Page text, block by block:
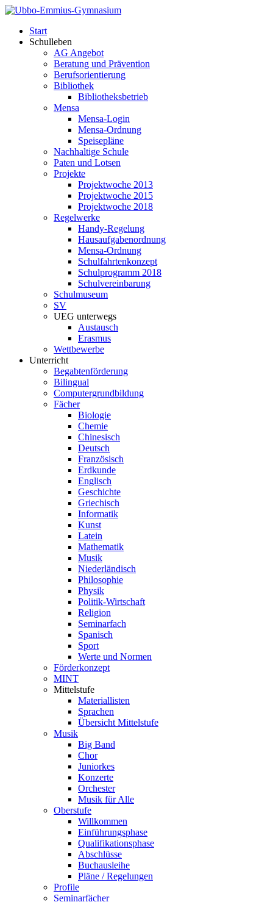
Start
Schulleben
AG Angebot
Beratung und Prävention
Berufsorientierung
Bibliothek
Bibliotheksbetrieb
Mensa
Mensa-Login
Mensa-Ordnung
Speisepläne
Nachhaltige Schule
Paten und Lotsen
Projekte
Projektwoche 2013
Projektwoche 2015
Projektwoche 2018
Regelwerke
Handy-Regelung
Hausaufgabenordnung
Mensa-Ordnung
Schulfahrtenkonzept
Schulprogramm 2018
Schulvereinbarung
Schulmuseum
SV
UEG unterwegs
Austausch
Erasmus
Wettbewerbe
Unterricht
Begabtenförderung
Bilingual
Computergrundbildung
Fächer
Biologie
Chemie
Chinesisch
Deutsch
Französisch
Erdkunde
Englisch
Geschichte
Griechisch
Informatik
Kunst
Latein
Mathematik
Musik
Niederländisch
Philosophie
Physik
Politik-Wirtschaft
Religion
Seminarfach
Spanisch
Sport
Werte und Normen
Förderkonzept
MINT
Mittelstufe
Materiallisten
Sprachen
Übersicht Mittelstufe
Musik
Big Band
Chor
Juniorkes
Konzerte
Orchester
Musik für Alle
Oberstufe
Willkommen
Einführungsphase
Qualifikationsphase
Abschlüsse
Buchausleihe
Pläne / Regelungen
Profile
Seminarfächer